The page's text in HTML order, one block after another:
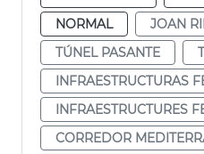
NORMAL
JOAN
TÚNEL PASANTE
INFRAESTRUCTURAS
INFRAESTRUCTURES
CORREDOR